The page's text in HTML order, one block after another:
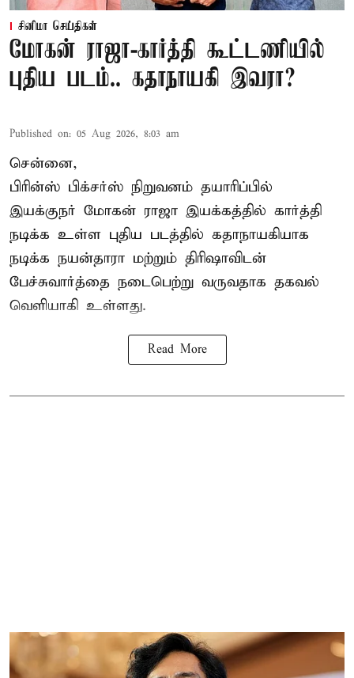
சினிமா செய்திகள்
மோகன் ராஜா-கார்த்தி கூட்டணியில்
புதிய படம்.. கதாநாயகி இவரா?
Published on: 05 Aug 2026, 8:03 am
சென்னை,
பிரின்ஸ் பிக்சர்ஸ் நிறுவனம் தயாரிப்பில்
இயக்குநர் மோகன் ராஜா இயக்கத்தில் கார்த்தி
நடிக்க உள்ள புதிய படத்தில் கதாநாயகியாக
நடிக்க நயன்தாரா மற்றும் திரிஷாவிடன்
பேச்சுவார்த்தை நடைபெற்று வருவதாக தகவல்
வெளியாகி உள்ளது.
Read More